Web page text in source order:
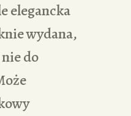
elegancka
wydana,
do